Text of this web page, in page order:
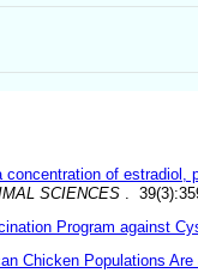
concentration of
SCIENCES
.
Program against
Chicken Populations